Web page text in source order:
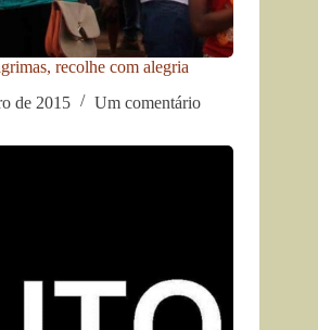
recolhe com alegria
de 2015
Um comentário